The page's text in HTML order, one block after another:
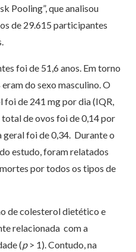
Pooling”, que analisou
de 29.615 participantes
foi de 51,6 anos. Em torno
do sexo masculino. O
foi de 241 mg por dia (IQR,
de ovos foi de 0,14 por
geral foi de 0,34. Durante o
estudo, foram relatados
por todos os tipos de
de colesterol dietético e
relacionada com a
(p> 1). Contudo, na